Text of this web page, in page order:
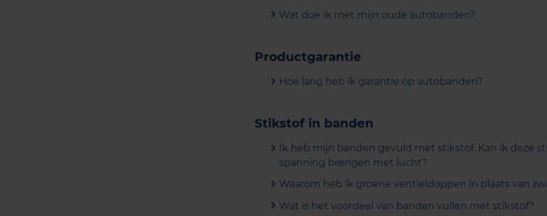
Wat doe ik met mijn oude autobanden?
Productgarantie
Hoe lang heb ik garantie op autobanden?
Stikstof in banden
Ik heb mijn banden gevuld met stikstof. Kan ik deze
spanning brengen met lucht?
Waarom heb ik groene ventieldoppen in plaats van
Wat is het voordeel van banden vullen met stikstof?